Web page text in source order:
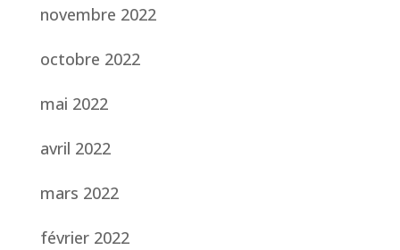
novembre 2022
octobre 2022
mai 2022
avril 2022
mars 2022
février 2022